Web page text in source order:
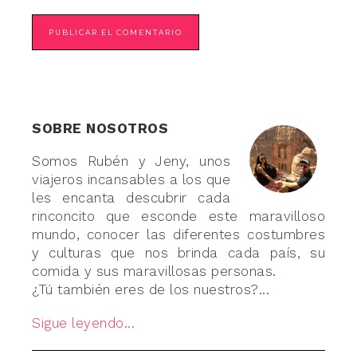
SOBRE NOSOTROS
Somos Rubén y Jeny, unos
viajeros incansables a los que
les encanta descubrir cada
rinconcito que esconde este maravilloso
mundo, conocer las diferentes costumbres
y culturas que nos brinda cada país, su
comida y sus maravillosas personas.
¿Tú también eres de los nuestros?...
Sigue leyendo...